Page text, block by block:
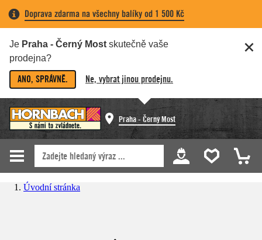
Doprava zdarma na všechny balíky od 1 500 Kč
Je Praha - Černý Most skutečně vaše
prodejna?
ANO, SPRÁVNĚ. Ne, vybrat jinou prodejnu.
Praha - Černý Most
Úvodní stránka